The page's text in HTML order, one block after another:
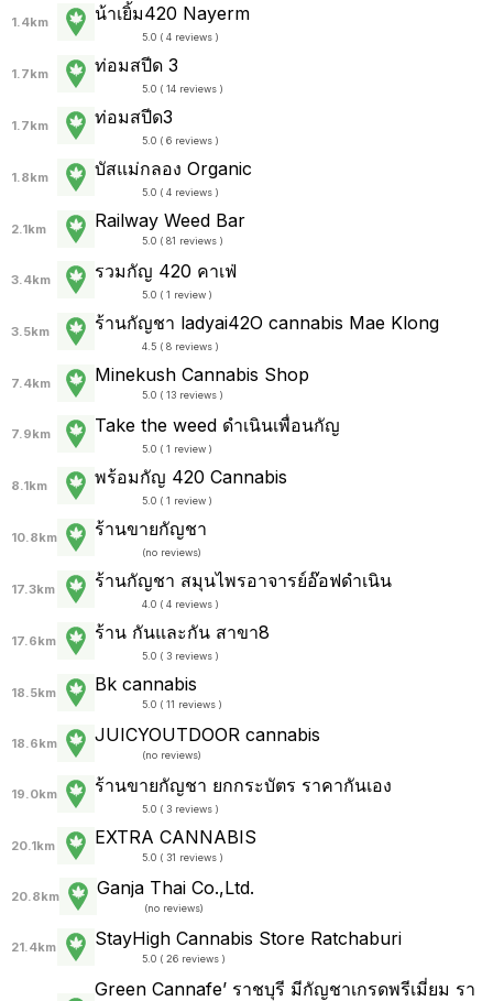
1.4km น้าเยิ้ม420 Nayerm
5.0 ( 4 reviews )
1.7km ท่อมสปีด 3
5.0 ( 14 reviews )
1.7km ท่อมสปีด3
5.0 ( 6 reviews )
1.8km บัสแม่กลอง Organic
5.0 ( 4 reviews )
2.1km Railway Weed Bar
5.0 ( 81 reviews )
3.4km รวมกัญ 420 คาเฟ่
5.0 ( 1 review )
3.5km ร้านกัญชา ladyai42O cannabis Mae Klong
4.5 ( 8 reviews )
7.4km Minekush Cannabis Shop
5.0 ( 13 reviews )
7.9km Take the weed ดำเนินเพื่อนกัญ
5.0 ( 1 review )
8.1km พร้อมกัญ 420 Cannabis
5.0 ( 1 review )
10.8km ร้านขายกัญชา
(no reviews)
17.3km ร้านกัญชา สมุนไพรอาจารย์อ๊อฟดำเนิน
4.0 ( 4 reviews )
17.6km ร้าน กันและกัน สาขา8
5.0 ( 3 reviews )
18.5km Bk cannabis
5.0 ( 11 reviews )
18.6km JUICYOUTDOOR cannabis
(no reviews)
19.0km ร้านขายกัญชา ยกกระบัตร ราคากันเอง
5.0 ( 3 reviews )
20.1km EXTRA CANNABIS
5.0 ( 31 reviews )
20.8km Ganja Thai Co.,Ltd.
(no reviews)
21.4km StayHigh Cannabis Store Ratchaburi
5.0 ( 26 reviews )
Green Cannafe’ ราชบุรี มีกัญชาเกรดพรีเมี่ยม รา